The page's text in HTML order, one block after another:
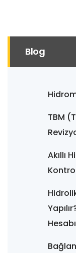
Blog
TBM
Akıllı